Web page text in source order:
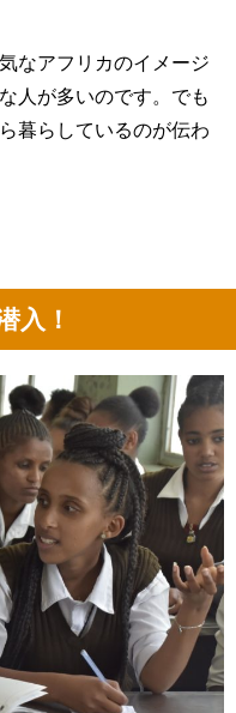
なアフリカのイメージ
人が多いのです。でも
暮らしているのが伝わ
入！